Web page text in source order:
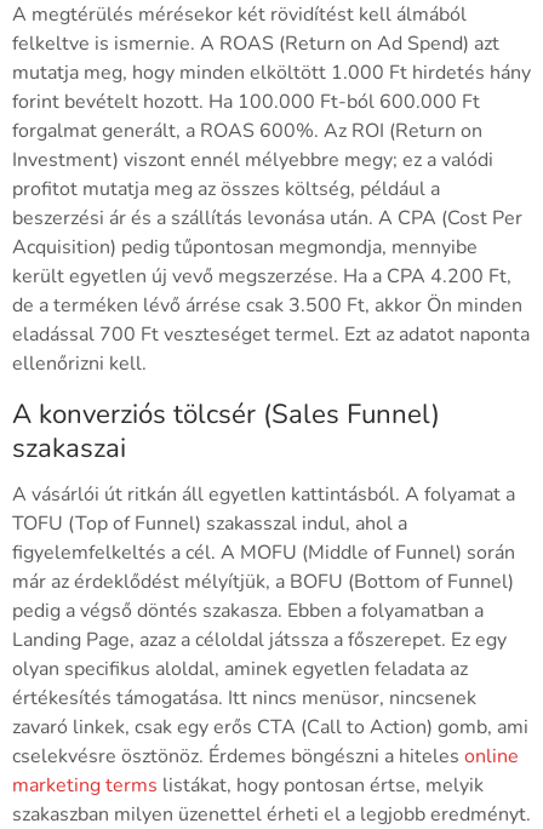
A megtérülés mérésekor két rövidítést kell álmából
felkeltve is ismernie. A ROAS (Return on Ad Spend) azt
mutatja meg, hogy minden elköltött 1.000 Ft hirdetés hány
forint bevételt hozott. Ha 100.000 Ft-ból 600.000 Ft
forgalmat generált, a ROAS 600%. Az ROI (Return on
Investment) viszont ennél mélyebbre megy; ez a valódi
profitot mutatja meg az összes költség, például a
beszerzési ár és a szállítás levonása után. A CPA (Cost Per
Acquisition) pedig tűpontosan megmondja, mennyibe
került egyetlen új vevő megszerzése. Ha a CPA 4.200 Ft,
de a terméken lévő árrése csak 3.500 Ft, akkor Ön minden
eladással 700 Ft veszteséget termel. Ezt az adatot naponta
ellenőrizni kell.
A konverziós tölcsér (Sales Funnel)
szakaszai
A vásárlói út ritkán áll egyetlen kattintásból. A folyamat a
TOFU (Top of Funnel) szakasszal indul, ahol a
figyelemfelkeltés a cél. A MOFU (Middle of Funnel) során
már az érdeklődést mélyítjük, a BOFU (Bottom of Funnel)
pedig a végső döntés szakasza. Ebben a folyamatban a
Landing Page, azaz a céloldal játssza a főszerepet. Ez egy
olyan specifikus aloldal, aminek egyetlen feladata az
értékesítés támogatása. Itt nincs menüsor, nincsenek
zavaró linkek, csak egy erős CTA (Call to Action) gomb, ami
cselekvésre ösztönöz. Érdemes böngészni a hiteles online
marketing terms listákat, hogy pontosan értse, melyik
szakaszban milyen üzenettel érheti el a legjobb eredményt.